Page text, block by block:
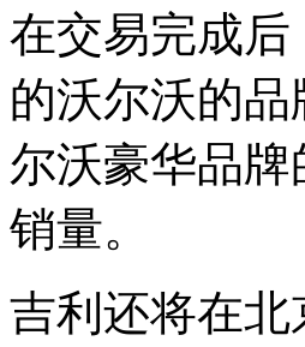
在交易完成
的沃尔沃的
尔沃豪华品
销量。
吉利还将在